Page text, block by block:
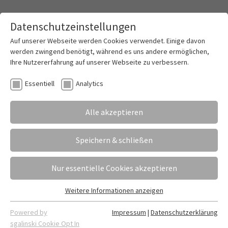
Online-Marketing trifft Schule
02.09.2025 Erstellt vonAngela Heine | Judith Schmitz
Handys raus, Ideen rein, Spot on. Schüler*innen aus
dem E-Commerce drehen Reels für echte Kunden.
Datenschutzeinstellungen
Auf unserer Webseite werden Cookies verwendet. Einige davon
werden zwingend benötigt, während es uns andere ermöglichen,
Ihre Nutzererfahrung auf unserer Webseite zu verbessern.
Essentiell Analytics
Alle akzeptieren
Speichern & schließen
Nur essentielle Cookies akzeptieren
Essentielle Cookies werden für grundlegende Funktionen der
Webseite benötigt. Dadurch ist gewährleistet, dass die
Weitere Informationen anzeigen
Powered by
sgalinski Cookie Opt In
Impressum | Datenschutzerklärung